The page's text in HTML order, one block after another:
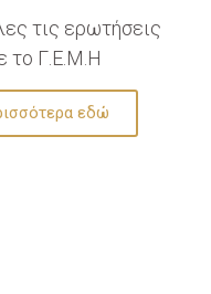
τις ερωτήσεις
το Γ.Ε.Μ.Η
εδώ